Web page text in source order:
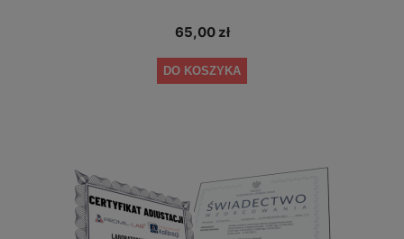
65,00 zł
DO KOSZYKA